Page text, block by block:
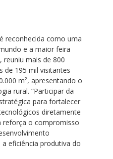
reconhecida como uma
e a maior feira
reuniu mais de 800
de 195 mil visitantes
m², apresentando o
rural. “Participar da
para fortalecer
diretamente
reforça o compromisso
eficiência produtiva do